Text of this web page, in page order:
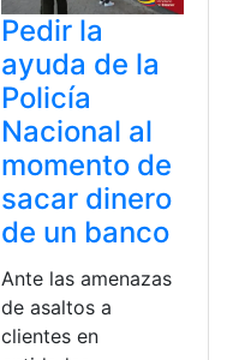
Pedir la
ayuda de la
Policía
Nacional al
momento de
sacar dinero
de un banco
Ante las amenazas
de asaltos a
clientes en